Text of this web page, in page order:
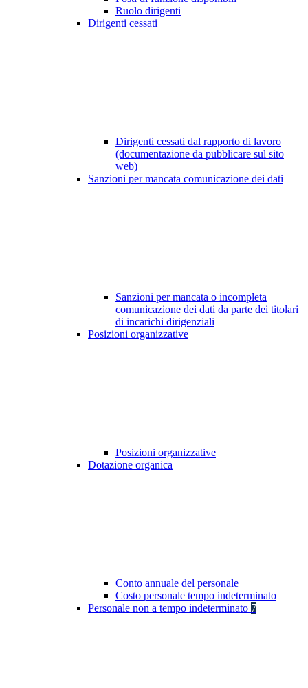
Ruolo dirigenti
Dirigenti cessati
Dirigenti cessati dal rapporto di lavoro
(documentazione da pubblicare sul sito
web)
Sanzioni per mancata comunicazione dei dati
Sanzioni per mancata o incompleta
comunicazione dei dati da parte dei titolari
di incarichi dirigenziali
Posizioni organizzative
Posizioni organizzative
Dotazione organica
Conto annuale del personale
Costo personale tempo indeterminato
Personale non a tempo indeterminato 7